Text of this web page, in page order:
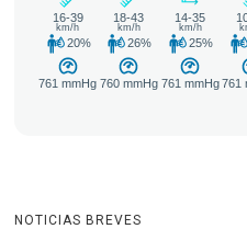
NOTICIAS BREVES